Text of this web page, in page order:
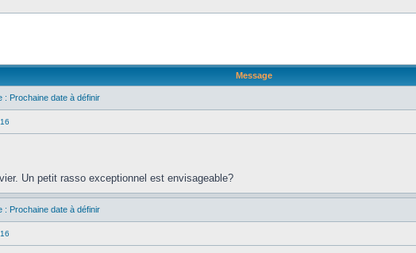
Message
: Prochaine date à définir
Un petit rasso exceptionnel est envisageable?
: Prochaine date à définir